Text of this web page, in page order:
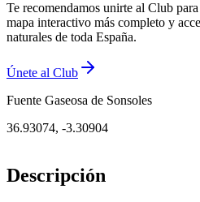
Te recomendamos unirte al Club
mapa interactivo más completo y
naturales de toda España.
Únete al Club
Fuente Gaseosa de Sonsoles
36.93074, -3.30904
Descripción